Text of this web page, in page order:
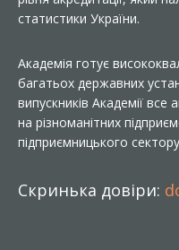
статистики України.
Академія готує
багатьох державних
випускників Академії
на різноманітних
підприємницького
Скринька довіри: